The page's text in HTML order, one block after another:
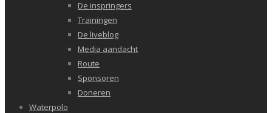
De inspringers
Trainingen
De liveblog
Media aandacht
Route
Sponsoren
Doneren
Waterpolo